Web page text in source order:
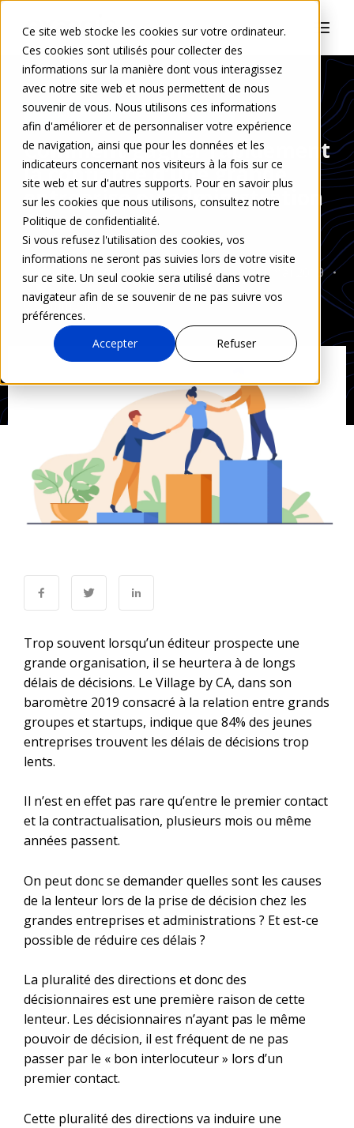
Ce site web stocke les cookies sur votre ordinateur.
Ces cookies sont utilisés pour collecter des
informations sur la manière dont vous interagissez
avec notre site web et nous permettent de nous
souvenir de vous. Nous utilisons ces informations
afin d'améliorer et de personnaliser votre expérience
de navigation, ainsi que pour les données et les
indicateurs concernant nos visiteurs à la fois sur ce
site web et sur d'autres supports. Pour en savoir plus
sur les cookies que nous utilisons, consultez notre
Politique de confidentialité.
Si vous refusez l'utilisation des cookies, vos
informations ne seront pas suivies lors de votre visite
sur ce site. Un seul cookie sera utilisé dans votre
navigateur afin de se souvenir de ne pas suivre vos
préférences.
Accepter
Refuser
SÉCURISATION DES COLLABORATIONS
Comment gagner rapidement
la confiance d’une grande
entreprise ou administration
?
Juliette Courty-Garnier
21 mai 2019
0 Commentaire
Trop souvent lorsqu’un éditeur prospecte une
grande organisation, il se heurtera à de longs
délais de décisions. Le Village by CA, dans son
baromètre 2019 consacré à la relation entre grands
groupes et startups, indique que 84% des jeunes
entreprises trouvent les délais de décisions trop
lents.
Il n’est en effet pas rare qu’entre le premier contact
et la contractualisation, plusieurs mois ou même
années passent.
On peut donc se demander quelles sont les causes
de la lenteur lors de la prise de décision chez les
grandes entreprises et administrations ? Et est-ce
possible de réduire ces délais ?
La pluralité des directions et donc des
décisionnaires est une première raison de cette
lenteur. Les décisionnaires n’ayant pas le même
pouvoir de décision, il est fréquent de ne pas
passer par le « bon interlocuteur » lors d’un
premier contact.
Cette pluralité des directions va induire une